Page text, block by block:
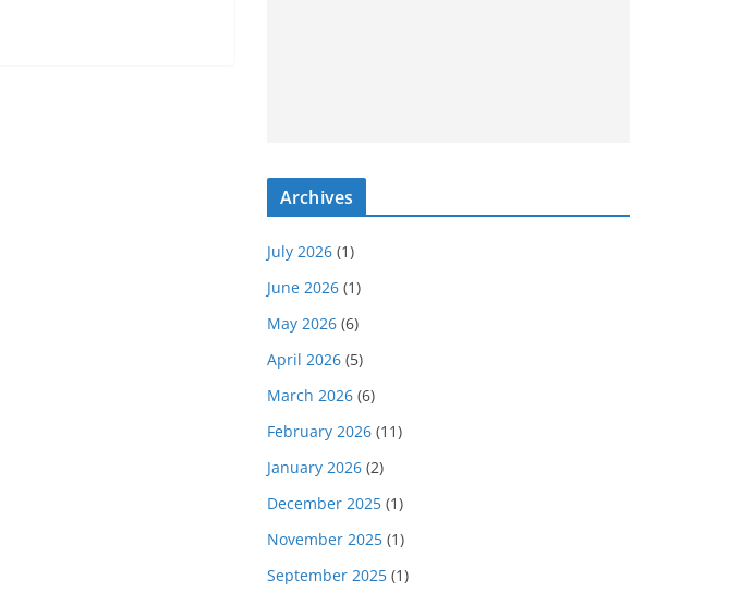
Archives
July 2026 (1)
June 2026 (1)
May 2026 (6)
April 2026 (5)
March 2026 (6)
February 2026 (11)
January 2026 (2)
December 2025 (1)
November 2025 (1)
September 2025 (1)